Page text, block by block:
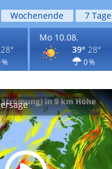
Wochenende 7 Tage
28°
%
Mo 10.08.
39° 28°
0 %